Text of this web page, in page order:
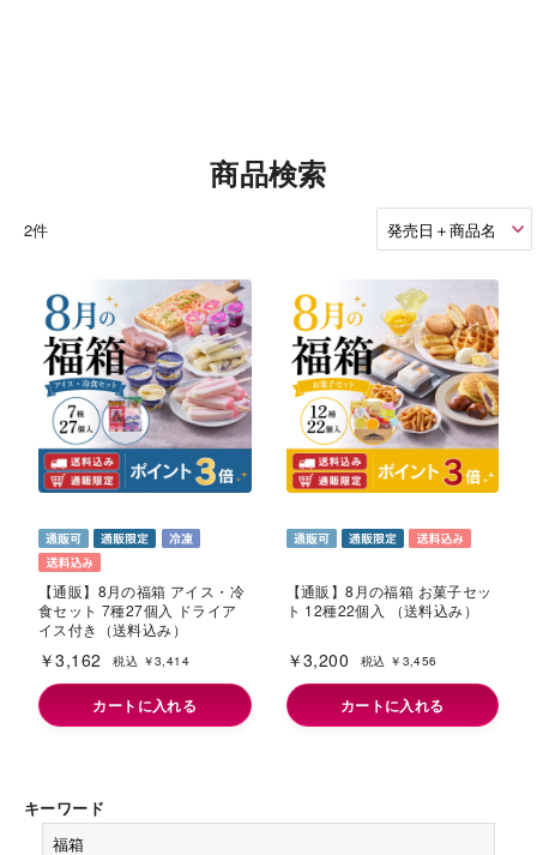
商品検索
2件
【通販】8月の福箱 アイス・冷
食セット 7種27個入 ドライア
イス付き（送料込み）
￥3,162 税込 ￥3,414
カートに入れる
【通販】8月の福箱 お菓子セッ
ト 12種22個入 （送料込み）
￥3,200 税込 ￥3,456
カートに入れる
キーワード